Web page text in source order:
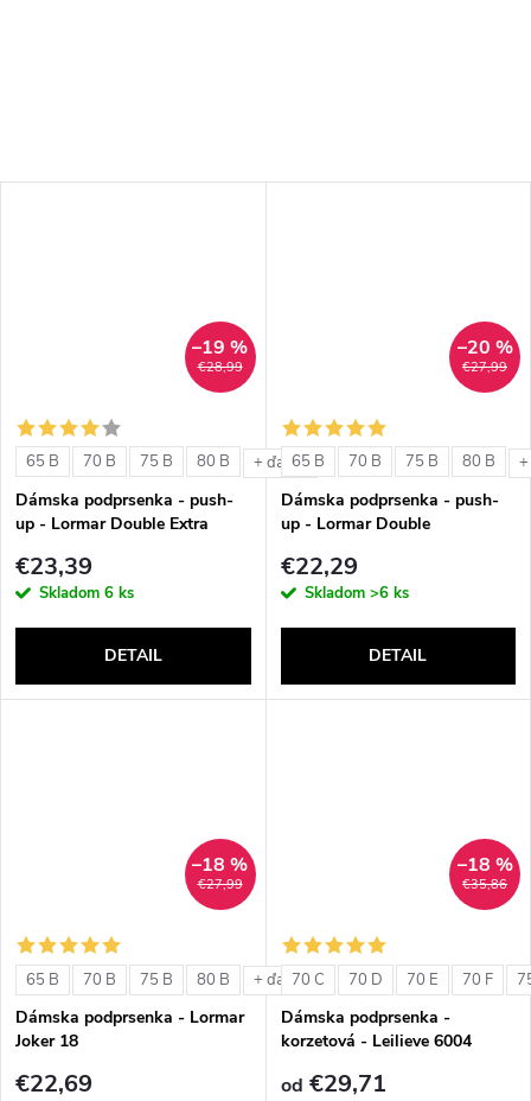
€28,99
–19 %
65 B 70 B 75 B 80 B + ďalšie
Dámska podprsenka - push-
up - Lormar Double Extra
€23,39
Skladom 6 ks
DETAIL
€27,99
–20 %
65 B 70 B 75 B 80 B
Dámska podprsenka - push-
up - Lormar Double
€22,29
Skladom >6 ks
DETAIL
€27,99
–18 %
65 B 70 B 75 B 80 B + ďalšie
Dámska podprsenka - Lormar
Joker 18
€22,69
€35,86
–18 %
70 C 70 D 70 E 70 F
Dámska podprsenka -
korzetová - Leilieve 6004
od €29,71